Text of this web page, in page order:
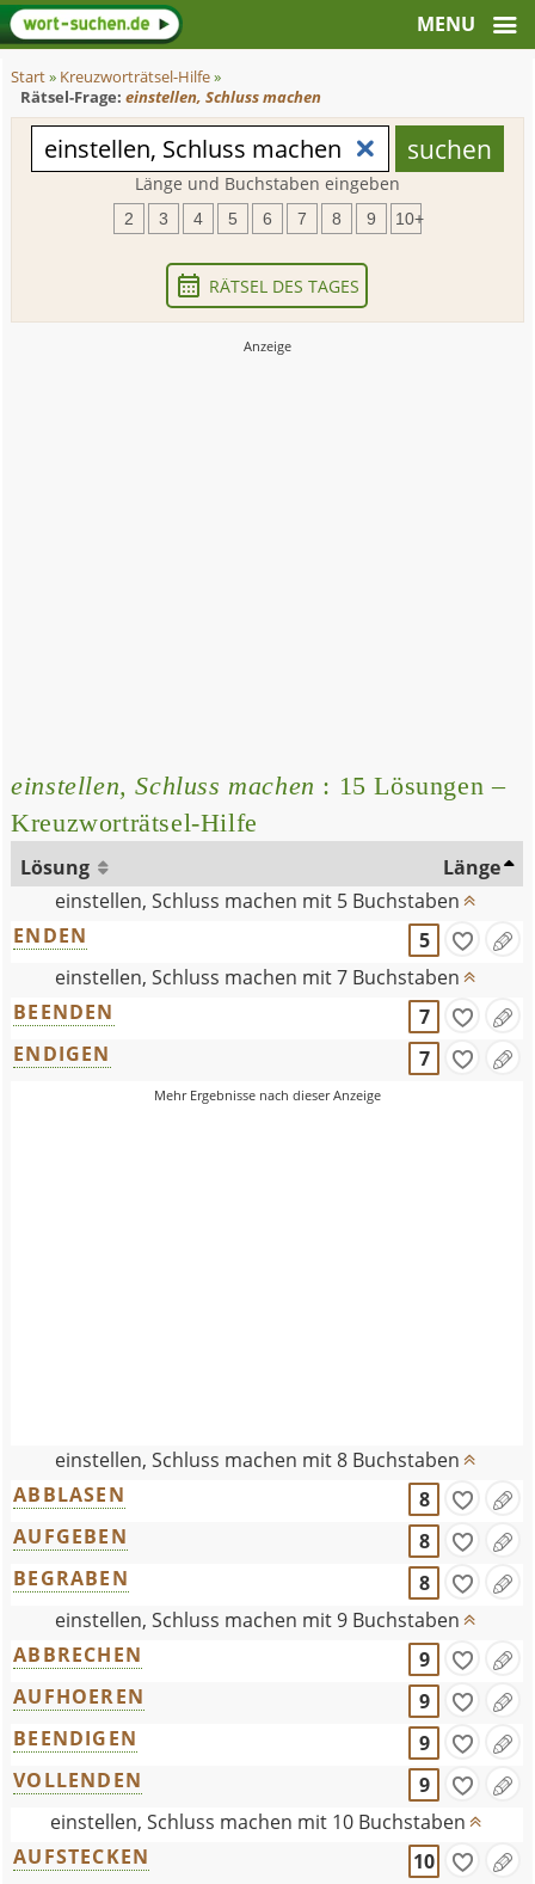
Start» Kreuzworträtsel-Hilfe»
Rätsel-Frage: einstellen, Schluss machen
Länge und Buchstaben eingeben
2 3 4 5 6 7 8 9 10+
RÄTSEL DES TAGES
einstellen, Schluss machen : 15 Lösungen –
Kreuzworträtsel-Hilfe
Lösung
Länge
einstellen, Schluss machen mit 5 Buchstaben
ENDEN
5
einstellen, Schluss machen mit 7 Buchstaben
BEENDEN
7
ENDIGEN
7
einstellen, Schluss machen mit 8 Buchstaben
ABBLASEN
8
AUFGEBEN
8
BEGRABEN
8
einstellen, Schluss machen mit 9 Buchstaben
ABBRECHEN
9
AUFHOEREN
9
BEENDIGEN
9
VOLLENDEN
9
einstellen, Schluss machen mit 10 Buchstaben
AUFSTECKEN
10